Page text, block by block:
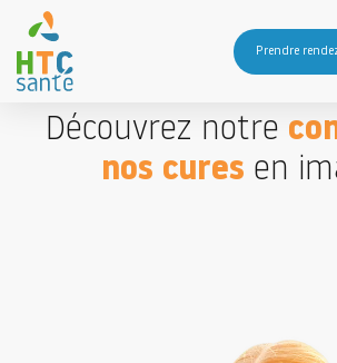
Prendre
Découvrez notre
nos cures en